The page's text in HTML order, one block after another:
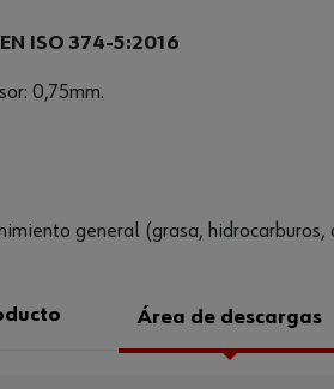
ISO 374-5:2016
0,75mm.
general (grasa, hidrocarburos,
Área de descargas